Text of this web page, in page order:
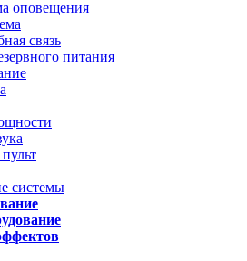
оповещения
связь
питания
системы